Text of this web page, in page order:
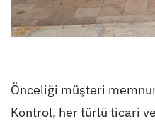
Önceliği müşteri
Kontrol, her türlü ticari